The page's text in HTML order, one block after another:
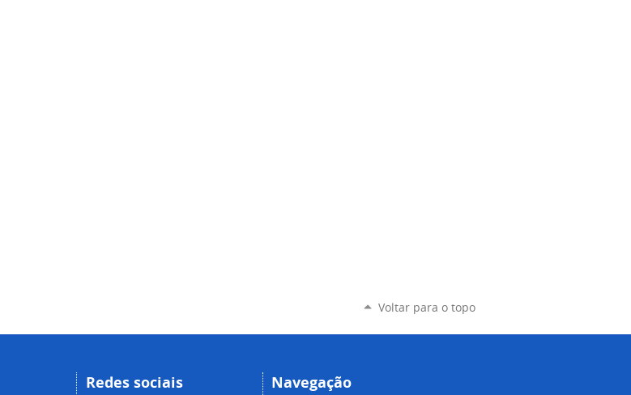
Voltar para o topo
Redes sociais Navegação